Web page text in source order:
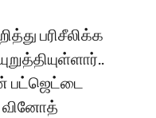
பரிசீலிக்க
பட்ஜெட்டை
வினோத்